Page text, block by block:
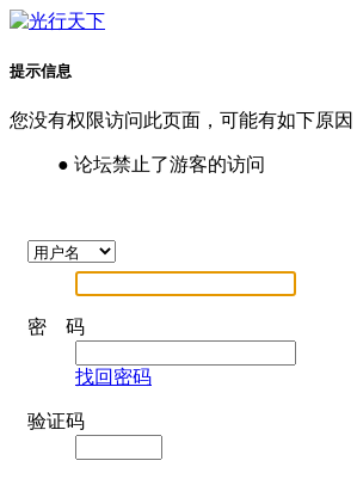
提示信息
您没有权限访问此页面，可能有如下原因
● 论坛禁止了游客的访问
密 码
找回密码
验证码